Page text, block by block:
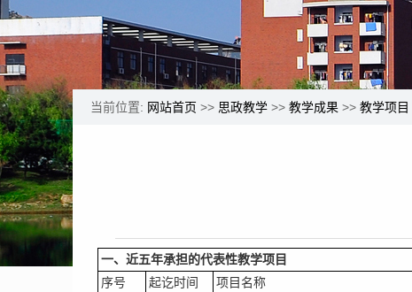
当前位置: 网站首页 >> 思政教学 >> 教学成果 >> 教学项目
一、近五年承担的代表性教学项目
序号
起讫时间 项目名称